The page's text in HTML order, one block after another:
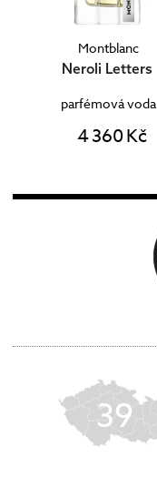
Montblanc
Neroli Letters
parfémová voda
4 360 Kč
39